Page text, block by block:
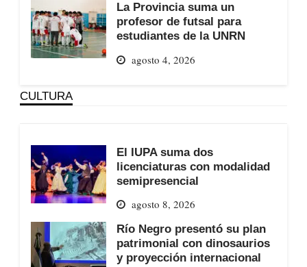
La Provincia suma un
profesor de futsal para
estudiantes de la UNRN
agosto 4, 2026
CULTURA
El IUPA suma dos
licenciaturas con modalidad
semipresencial
agosto 8, 2026
Río Negro presentó su plan
patrimonial con dinosaurios
y proyección internacional